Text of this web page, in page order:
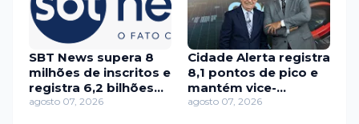
SBT News supera 8
milhões de inscritos e
registra 6,2 bilhões
de visualizações no
agosto 07, 2026
Cidade Alerta registra
8,1 pontos de pico e
mantém vice-
liderança isolada
agosto 07, 2026